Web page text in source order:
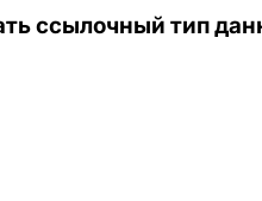
ссылочный тип